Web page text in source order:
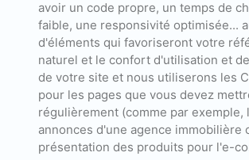
avoir un code propre, un temps de
faible, une responsivité optimisée...
d'éléments qui favoriseront votre
naturel et le confort d'utilisation et
de votre site et nous utiliserons les
pour les pages que vous devez
régulièrement (comme par exemple,
annonces d'une agence immobilière
présentation des produits pour l'e-